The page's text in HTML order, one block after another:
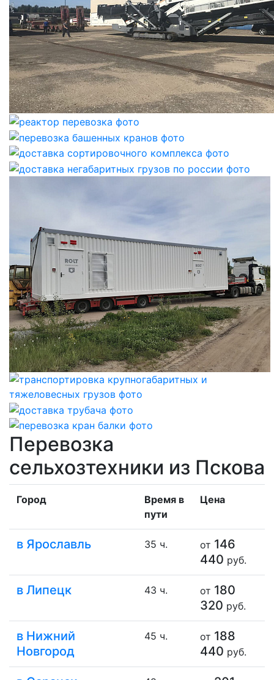
Перевозка
сельхозтехники из Пскова
Город
Время в
пути
Цена
в Ярославль 35 ч. от 146
440 руб.
в Липецк 43 ч. от 180
320 руб.
в Нижний
Новгород
45 ч. от 188
440 руб.